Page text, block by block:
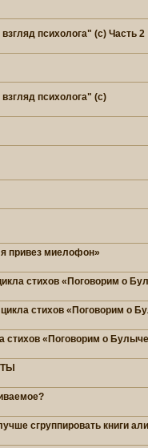
психолога" (c) Часть 2
психолога" (c)
привез миелофон»
стихов «Поговорим о
стихов «Поговорим о
стихов «Поговорим о
сгруппировать книги